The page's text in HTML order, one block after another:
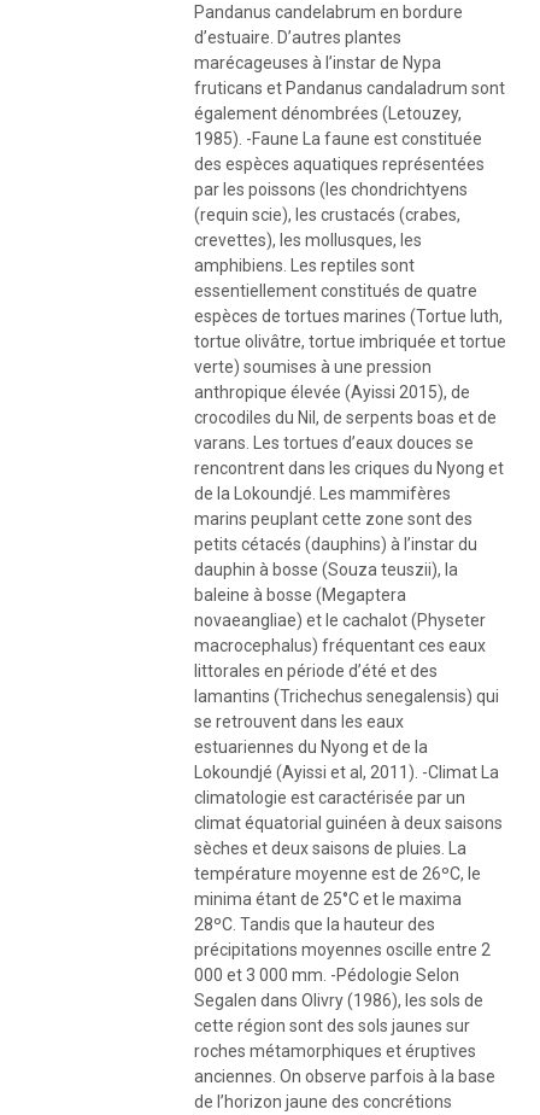
Pandanus candelabrum en bordure
d’estuaire. D’autres plantes
marécageuses à l’instar de Nypa
fruticans et Pandanus candaladrum sont
également dénombrées (Letouzey,
1985). -Faune La faune est constituée
des espèces aquatiques représentées
par les poissons (les chondrichtyens
(requin scie), les crustacés (crabes,
crevettes), les mollusques, les
amphibiens. Les reptiles sont
essentiellement constitués de quatre
espèces de tortues marines (Tortue luth,
tortue olivâtre, tortue imbriquée et tortue
verte) soumises à une pression
anthropique élevée (Ayissi 2015), de
crocodiles du Nil, de serpents boas et de
varans. Les tortues d’eaux douces se
rencontrent dans les criques du Nyong et
de la Lokoundjé. Les mammifères
marins peuplant cette zone sont des
petits cétacés (dauphins) à l’instar du
dauphin à bosse (Souza teuszii), la
baleine à bosse (Megaptera
novaeangliae) et le cachalot (Physeter
macrocephalus) fréquentant ces eaux
littorales en période d’été et des
lamantins (Trichechus senegalensis) qui
se retrouvent dans les eaux
estuariennes du Nyong et de la
Lokoundjé (Ayissi et al, 2011). -Climat La
climatologie est caractérisée par un
climat équatorial guinéen à deux saisons
sèches et deux saisons de pluies. La
température moyenne est de 26ºC, le
minima étant de 25°C et le maxima
28ºC. Tandis que la hauteur des
précipitations moyennes oscille entre 2
000 et 3 000 mm. -Pédologie Selon
Segalen dans Olivry (1986), les sols de
cette région sont des sols jaunes sur
roches métamorphiques et éruptives
anciennes. On observe parfois à la base
de l’horizon jaune des concrétions